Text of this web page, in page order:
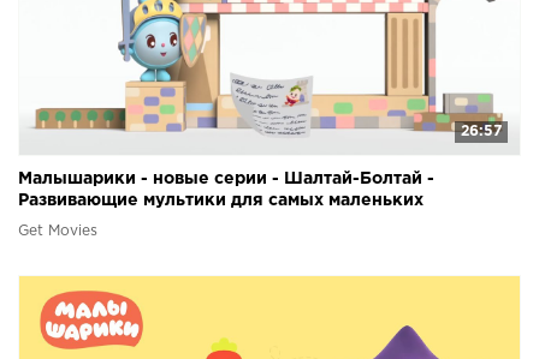
26:57
Малышарики - новые серии - Шалтай-Болтай -
Развивающие мультики для самых маленьких
Get Movies